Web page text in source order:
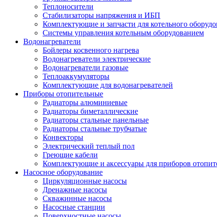
Теплоносители
Стабилизаторы напряжения и ИБП
Комплектующие и запчасти для котельного
Системы управления котельным оборудованием
Водонагреватели
Бойлеры косвенного нагрева
Водонагреватели электрические
Водонагреватели газовые
Теплоаккумуляторы
Комплектующие для водонагревателей
Приборы отопительные
Радиаторы алюминиевые
Радиаторы биметаллические
Радиаторы стальные панельные
Радиаторы стальные трубчатые
Конвекторы
Электрический теплый пол
Греющие кабели
Комплектующие и аксессуары для приборов
Насосное оборудование
Циркуляционные насосы
Дренажные насосы
Скважинные насосы
Насосные станции